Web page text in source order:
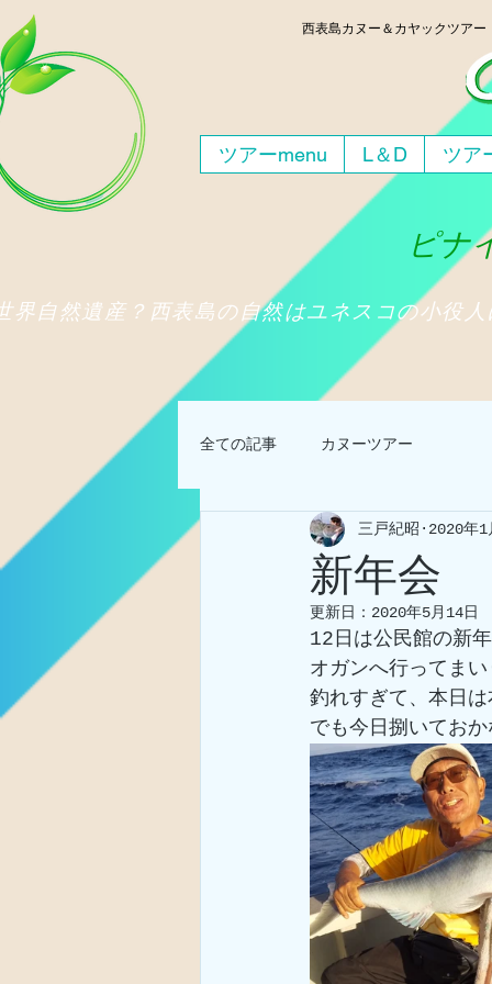
西表島カヌー＆カヤックツアー
ツアーmenu L＆D ツア
ピナ
界自然遺産？西表島の自然はユネスコの小役
全ての記事 カヌーツアー
新年会
三戸紀昭 2020年1
更新日： 2020年5月14日
12日は公民館の新
オガンへ行ってま
釣れすぎて、本日
でも今日捌いてお